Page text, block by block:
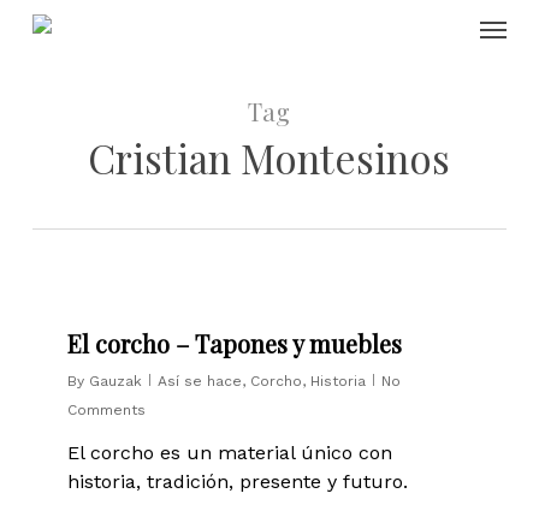
Skip
Tag
Cristian Montesinos
El corcho – Tapones y muebles
By Gauzak Así se hace, Corcho, Historia
No
Comments
El corcho es un material único con
historia, tradición, presente y futuro.